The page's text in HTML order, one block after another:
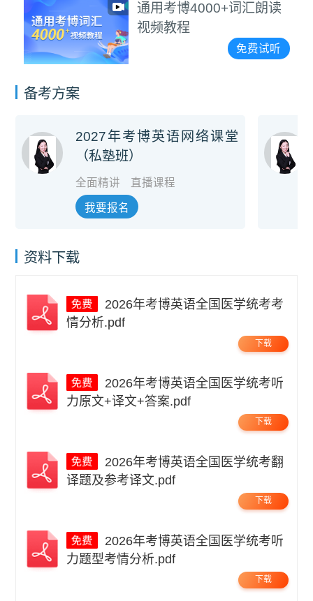
通用考博4000+词汇朗读
视频教程
免费试听
备考方案
2027年考博英语网络课堂
（私塾班）
全面精讲 直播课程
我要报名
资料下载
情分析.pdf
下载
力原文+译文+答案.pdf
下载
译题及参考译文.pdf
下载
力题型考情分析.pdf
下载